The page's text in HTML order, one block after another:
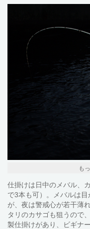
も
仕掛けは日中のメバル、
で3本も可）。メバルは
が、夜は警戒心が若干薄
タリのカサゴも狙うので
製仕掛けがあり、ビギナ